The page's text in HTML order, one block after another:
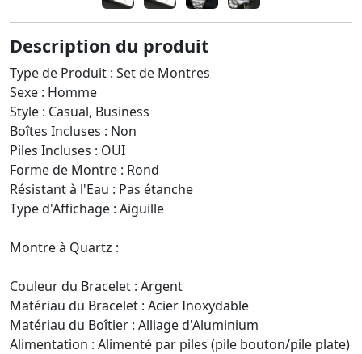
Description du produit
Type de Produit : Set de Montres
Sexe : Homme
Style : Casual, Business
Boîtes Incluses : Non
Piles Incluses : OUI
Forme de Montre : Rond
Résistant à l'Eau : Pas étanche
Type d'Affichage : Aiguille
Montre à Quartz :
Couleur du Bracelet : Argent
Matériau du Bracelet : Acier Inoxydable
Matériau du Boîtier : Alliage d'Aluminium
Alimentation : Alimenté par piles (pile bouton/pile plate)